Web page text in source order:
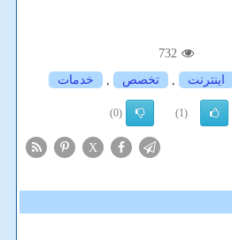
732
اینترنت , تخصص , خدمات
(1)
(0)
X